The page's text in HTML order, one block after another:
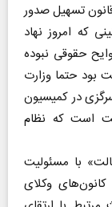
تسهیل صدور
که امروز نهاد
حقوقی نبوده
بود حتما وزارت
در کمیسیون
است که نظام
با مسئولیت
وکلای